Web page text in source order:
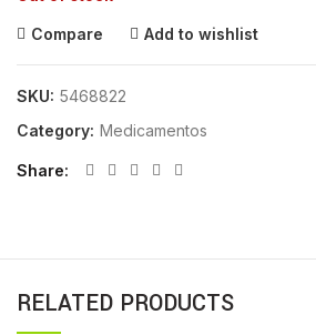
Compare Add to wishlist
SKU: 5468822
Category: Medicamentos
Share
RELATED PRODUCTS